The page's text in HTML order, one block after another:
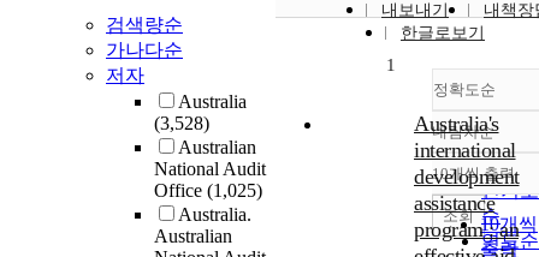
검색량순
가나다순
저자
Australia
(3,528)
Australian
National Audit
Office (1,025)
Australia.
Australian
내보내기
내책장
한글로보기
정확도순
정확도
순
인기도
순
연도순
내림차순
내림
10개씩 출력
10개씩
출력
조회
1
Australia's
international
development
assistance
program : an